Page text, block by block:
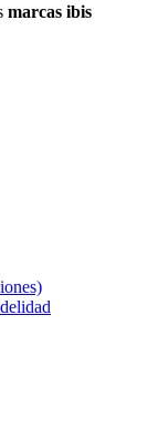
marcas ibis